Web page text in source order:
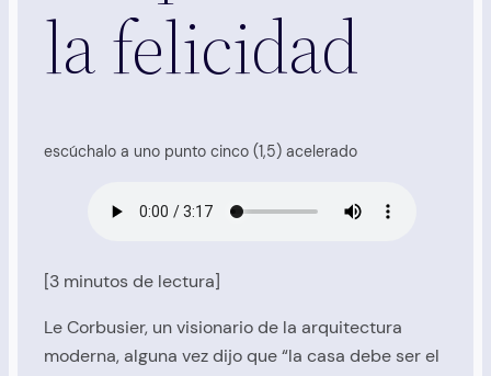
la felicidad
escúchalo a uno punto cinco (1,5) acelerado
[3 minutos de lectura]
Le Corbusier, un visionario de la arquitectura
moderna, alguna vez dijo que “la casa debe ser el